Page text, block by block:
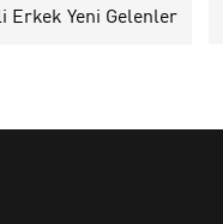
Erkek Yeni Gelenler